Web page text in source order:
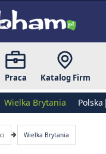
Praca Katalog Firm
Wielka Brytania
Wielka Brytania